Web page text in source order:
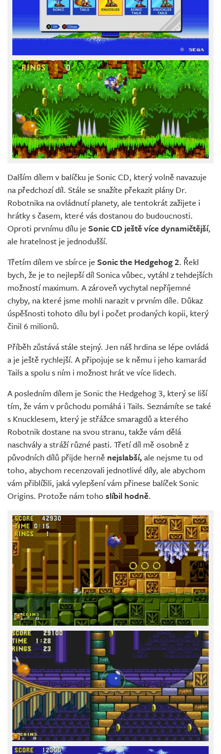
Dalším dílem v balíčku je Sonic CD, který volně navazuje
na předchozí díl. Stále se snažíte překazit plány Dr.
Robotnika na ovládnutí planety, ale tentokrát zažijete i
hrátky s časem, které vás dostanou do budoucnosti.
Oproti prvnímu dílu je Sonic CD ještě více dynamičtější,
ale hratelnost je jednodušší.
Třetím dílem ve sbírce je Sonic the Hedgehog 2. Řekl
bych, že je to nejlepší díl Sonica vůbec, vytáhl z tehdejších
možností maximum. A zároveň vychytal nepříjemné
chyby, na které jsme mohli narazit v prvním díle. Důkaz
úspěšnosti tohoto dílu byl i počet prodaných kopii, který
činil 6 milionů.
Příběh zůstává stále stejný. Jen náš hrdina se lépe ovládá
a je ještě rychlejší. A připojuje se k němu i jeho kamarád
Tails a spolu s ním i možnost hrát ve více lidech.
A posledním dílem je Sonic the Hedgehog 3, který se liší
tím, že vám v průchodu pomáhá i Tails. Seznámíte se také
s Knucklesem, který je střážce smaragdů a kterého
Robotnik dostane na svou stranu, takže vám dělá
naschvály a stráží různé pasti. Třetí díl mě osobně z
původních dílů přijde herně nejslabší, ale nejsme tu od
toho, abychom recenzovali jednotlivé díly, ale abychom
vám přiblížili, jaká vylepšení vám přinese balíček Sonic
Origins. Protože nám toho slíbil hodně.